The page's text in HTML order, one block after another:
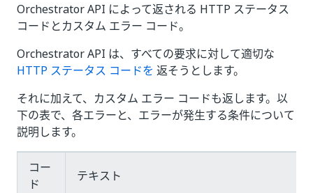
Orchestrator API によって返される HTTP ステータス
コードとカスタム エラー コード。
Orchestrator API は、すべての要求に対して適切な
HTTP ステータス コードを 返そうとします。
それに加えて、カスタム エラー コードも返します。以
下の表で、各エラーと、エラーが発生する条件について
説明します。
コー
ド
テキスト